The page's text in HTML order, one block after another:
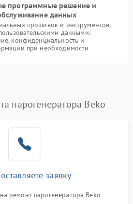
программные решение и
данных
прошивок и инструментов,
данными:
конфиденциальность и
при необходимости
парогенератора Beko
заявку
ремонт парогенератора Beko